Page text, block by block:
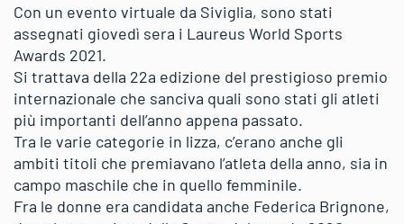
Con un evento virtuale da Siviglia, sono stati
assegnati giovedì sera i Laureus World Sports
Awards 2021.
Si trattava della 22a edizione del prestigioso premio
internazionale che sanciva quali sono stati gli atleti
più importanti dell’anno appena passato.
Tra le varie categorie in lizza, c’erano anche gli
ambiti titoli che premiavano l’atleta della anno, sia in
campo maschile che in quello femminile.
Fra le donne era candidata anche Federica Brignone,